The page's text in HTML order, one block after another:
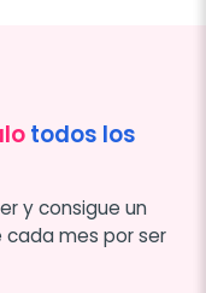
todos los
y consigue un
mes por ser